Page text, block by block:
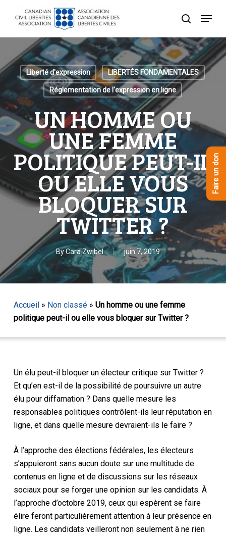
recherche
Menu
Liberté d'expression LIBERTÉS FONDAMENTALES
Réglementation de l'expression en ligne
UN HOMME OU
UNE FEMME
POLITIQUE PEUT-IL
OU ELLE VOUS
BLOQUER SUR
TWITTER ?
ByCara Zwibel juin 7, 2019
Accueil» Non classé» Un homme ou une femme
politique peut-il ou elle vous bloquer sur Twitter ?
Un élu peut-il bloquer un électeur critique sur Twitter ?
Et qu’en est-il de la possibilité de poursuivre un autre
élu pour diffamation ? Dans quelle mesure les
responsables politiques contrôlent-ils leur réputation en
ligne, et dans quelle mesure devraient-ils le faire ?
À l’approche des élections fédérales, les électeurs
s’appuieront sans aucun doute sur une multitude de
contenus en ligne et de discussions sur les réseaux
sociaux pour se forger une opinion sur les candidats. À
l’approche d’octobre 2019, ceux qui espèrent se faire
élire feront particulièrement attention à leur présence en
ligne. Les candidats veilleront non seulement à ne rien
Menu
Faire un don